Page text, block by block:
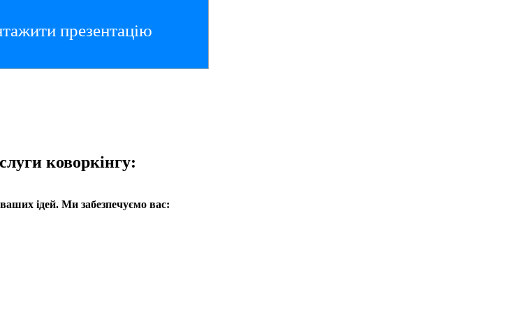
презентацію
коворкінгу:
ідей. Ми забезпечуємо вас: